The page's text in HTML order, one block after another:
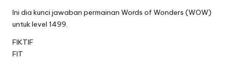
Ini dia kunci jawaban permainan Words of Wonders (WOW)
untuk level 1499.
FIKTIF
FIT